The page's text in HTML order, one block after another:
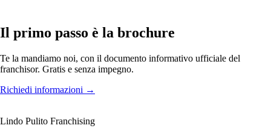
Il primo passo è la brochure
Te la mandiamo noi, con il documento informativo ufficiale del
franchisor. Gratis e senza impegno.
Richiedi informazioni →
Lindo Pulito Franchising